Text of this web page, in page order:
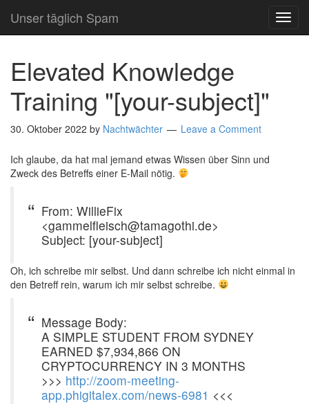
Unser täglich Spam
Elevated Knowledge
Training "[your-subject]"
30. Oktober 2022 by Nachtwächter Leave a Comment
Ich glaube, da hat mal jemand etwas Wissen über Sinn und
Zweck des Betreffs einer E-Mail nötig.
From: WillieFix
<gammelfleisch@tamagothi.de>
Subject: [your-subject]
Oh, ich schreibe mir selbst. Und dann schreibe ich nicht einmal in
den Betreff rein, warum ich mir selbst schreibe.
Message Body:
A SIMPLE STUDENT FROM SYDNEY
EARNED $7,934,866 ON
CRYPTOCURRENCY IN 3 MONTHS
>>> http://zoom-meeting-
app.phigitalex.com/news-6981 <<<